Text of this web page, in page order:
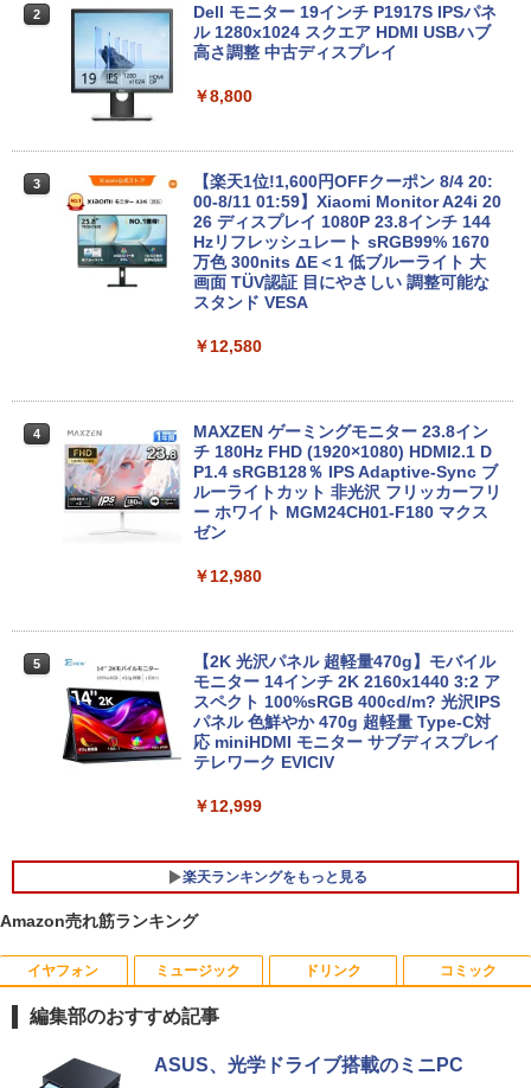
2
＼8月限定エントリーでP10倍／【中古】
ノートパソコン windows11 office付き
Lenovo レノボ ThinkPad L390 20NSS2
SD256GB 整備済み品 pc win11 os 中古
￥22,770
ノートパソコン Surface Pro 5 高性能第
7世代Core i5-7300U WEBカメラ内蔵 Wi
ndows 11 Pro MS 0ffice 2024選択可 1
P Bluetooth SurfaceConnect USB3.0
MS Office 2024 H&B 搭載｜中古ノート
パソコン Windows11 Office付｜Dynab
ook B55M Core i5 第8世代 8265U メモ
リ 8GB SSD 256GB 15.6型 WEBカメラ
無線マウス セキュリティソフト 無料プレ
￥29,800
MS Office 2024 H&B 搭載｜14型 WEB
カメラ 指紋認証 搭載モデル｜中古 ノー
トパソコン Windows11 Office 付き｜D
降 1.60GHz 4コア 8スレッド メモリ 8G
￥29,800
2
【マラソンセール期間中ポイント5倍】中
古デスクトップパソコン 第8世代 Core i5
Windows11 高速SSD128GB メモリ8GB
ion P330 初期設定済 すぐ使える 90日保
￥12,980
【エントリーでポイント100％還元のチ
ャンス】GMKtec ミニpc G3S【Intel N9
5 DDR4 8GB 256GB/512GB SSD】 4コ
ア 4スレッド mini pc Windows11 Pro
ミニパソコン 2画面 超静音 超軽量 高性
￥51,505
【中古】HP Pro Mini 400 G9 Core i5-12
500T メモリ16GB SSD256GB Windows
【展示品・代引不可】 富士通 FUJITSU
デスクトップPC FMV Desktop Fシリー
ズ F55-K1 23.8型/ Core i5-1235U/ メモ
リ 16GB/ SSD 512GB/ Windows 11/ 20
24 Office付き/ 2025年1月モデル
￥149,800
2
Dell モニター 19インチ P1917S IPSパネ
ル 1280x1024 スクエア HDMI USBハブ
高さ調整 中古ディスプレイ
￥8,800
3
【楽天1位!1,600円OFFクーポン 8/4 20:
00-8/11 01:59】Xiaomi Monitor A24i 20
26 ディスプレイ 1080P 23.8インチ 144
Hzリフレッシュレート sRGB99% 1670
万色 300nits ΔE＜1 低ブルーライト 大
画面 TÜV認証 目にやさしい 調整可能な
スタンド VESA
￥12,580
4
MAXZEN ゲーミングモニター 23.8イン
チ 180Hz FHD (1920×1080) HDMI2.1 D
P1.4 sRGB128％ IPS Adaptive-Sync ブ
ルーライトカット 非光沢 フリッカーフリ
ー ホワイト MGM24CH01-F180 マクス
ゼン
￥12,980
5
【2K 光沢パネル 超軽量470g】モバイル
モニター 14インチ 2K 2160x1440 3:2 ア
スペクト 100%sRGB 400cd/m? 光沢IPS
パネル 色鮮やか 470g 超軽量 Type-C対
応 miniHDMI モニター サブディスプレイ
テレワーク EVICIV
￥12,999
楽天ランキングをもっと見る
1
【送料無料】感動する地図帖 世界って面
白い!となる100テーマ／イアン・ライト
／Infographic．ly／片山美佳子
￥2,420
Amazon売れ筋ランキング
イヤフォン
Anker Soundcore P40i オフホワイト
ミュージック
BRUCE WAYNE feat. Flo Milli, ATL Jacob
[Explicit]
ドリンク
【Amazon.co.jp限定】 い・ろ・は・す 2L P
ET ラベルレス ×8本
コミック
薬屋のひとりごと 17巻 (デジタル版ビッグガ
ンガンコミックス)
編集部のおすすめ記事
ASUS、光学ドライブ搭載のミニPC